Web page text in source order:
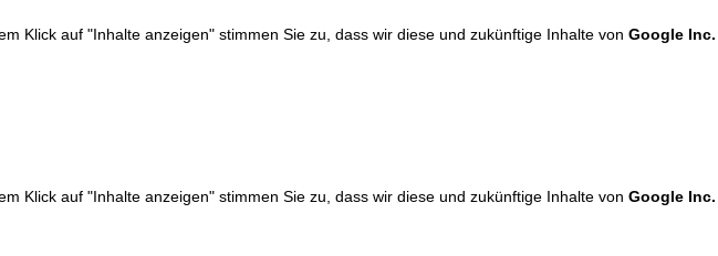
Klick auf "Inhalte anzeigen" stimmen Sie zu, dass wir diese und zukünftige Inhalte von Google Inc.
Klick auf "Inhalte anzeigen" stimmen Sie zu, dass wir diese und zukünftige Inhalte von Google Inc.